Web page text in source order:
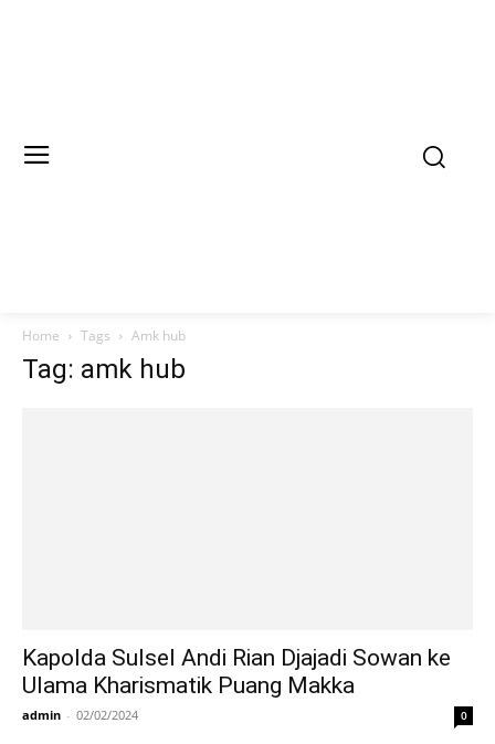
Home Tags Amk hub
Tag: amk hub
Kapolda Sulsel Andi Rian Djajadi Sowan ke
Ulama Kharismatik Puang Makka
admin - 02/02/2024 0